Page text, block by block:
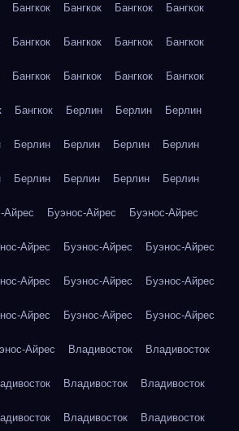
Бангкок Бангкок Бангкок Бангкок
Бангкок Бангкок Бангкок Бангкок
Бангкок Бангкок Бангкок Бангкок
Бангкок Берлин Берлин Берлин
Берлин Берлин Берлин Берлин
Берлин Берлин Берлин Берлин
Айрес Буэнос-Айрес Буэнос-Айрес
Айрес Буэнос-Айрес Буэнос-Айрес
Айрес Буэнос-Айрес Буэнос-Айрес
Айрес Буэнос-Айрес Буэнос-Айрес
Айрес Владивосток Владивосток
Владивосток Владивосток
Владивосток Владивосток